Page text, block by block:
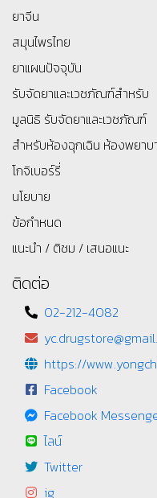
ยาจีน
สมุนไพรไทย
ยาแผนปัจจุบัน
รับจัดยาและเวชภัณฑ์สำหรับ
มูลนิธิ รับจัดยาและเวชภัณฑ์
สำหรับห้องฉุกเฉิน ห้องพยาบ
โกจิเบอร์รี่
นโยบาย
ข้อกำหนด
แนะนำ / ติชม / เสนอแนะ
ติดต่อ
02-212-4082
https://
Facebook
Facebook
ไลน์
Twitter
ig